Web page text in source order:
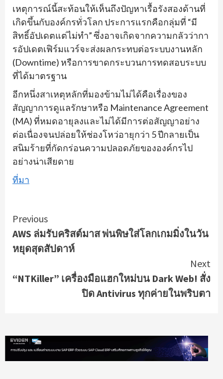
เหตุการณ์นี้สะท้อนให้เห็นถึงปัญหาเรื้อรังสองด้านที่
เกิดขึ้นกับองค์กรทั่วโลก ประการแรกคือกลุ่มที่ “มี
สิทธิ์อัปเดตแต่ไม่ทำ” ซึ่งอาจเกิดจากความกลัวว่ากา
รอัปเดตเฟิร์มแวร์จะส่งผลกระทบต่อระบบงานหลัก
(Downtime) หรือการขาดกระบวนการทดสอบระบบ
ที่ได้มาตรฐาน
อีกหนึ่งสาเหตุหลักที่มองข้ามไม่ได้คือเรื่องของ
สัญญาการดูแลรักษาหรือ Maintenance Agreement
(MA) ที่หมดอายุลงและไม่ได้มีการต่อสัญญาอย่าง
ต่อเนื่องจนปล่อยให้ช่องโหว่อายุกว่า 5 ปีกลายเป็น
สนิมร้ายที่กัดกร่อนความปลอดภัยขององค์กรไป
อย่างน่าเสียดาย
ที่มา
Continue
Reading
Previous
AWS ล่มรับคริสต์มาส พ่นพิษใส่โลกเกมมิ่งในวัน
หยุดสุดสัปดาห์
Next
“NTKiller” เครื่องมือแฮกใหม่บน Dark Web! สั่ง
ปิด Antivirus ทุกค่ายในพริบตา